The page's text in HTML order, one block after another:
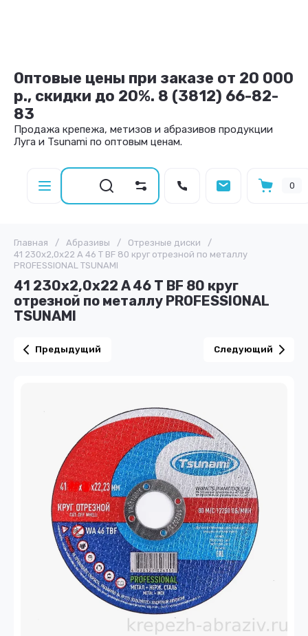
Оптовые цены при заказе от 20 000
р., скидки до 20%. 8 (3812) 66-82-
83
Продажа крепежа, метизов и абразивов продукции
Луга и Tsunami по оптовым ценам.
0
Главная / Абразивы / Отрезные диски
/
41 230х2,0х22 A 46 T BF 80 круг отрезной по металлу
PROFESSIONAL TSUNAMI
41 230х2,0х22 A 46 T BF 80 круг
отрезной по металлу PROFESSIONAL
TSUNAMI
Предыдущий Следующий